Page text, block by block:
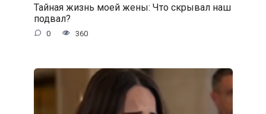
Тайная жизнь моей жены: Что скрывал наш
подвал?
0 360